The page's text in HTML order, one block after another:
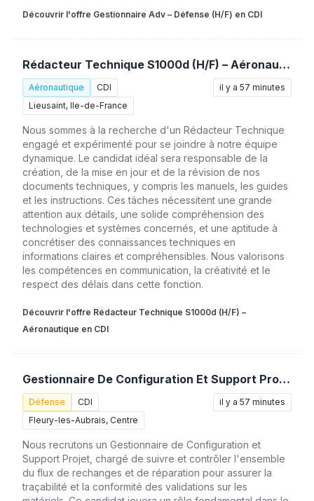
Découvrir l'offre Gestionnaire Adv – Défense (H/F) en CDI
Rédacteur Technique S1000d (H/F) – Aéronautique
Aéronautique
CDI
Lieusaint, Ile-de-France
il y a 57 minutes
Nous sommes à la recherche d'un Rédacteur Technique
engagé et expérimenté pour se joindre à notre équipe
dynamique. Le candidat idéal sera responsable de la
création, de la mise en jour et de la révision de nos
documents techniques, y compris les manuels, les guides
et les instructions. Ces tâches nécessitent une grande
attention aux détails, une solide compréhension des
technologies et systèmes concernés, et une aptitude à
concrétiser des connaissances techniques en
informations claires et compréhensibles. Nous valorisons
les compétences en communication, la créativité et le
respect des délais dans cette fonction.
Découvrir l'offre Rédacteur Technique S1000d (H/F) –
Aéronautique en CDI
Gestionnaire De Configuration Et Support Projet (H/F)
Défense
CDI
Fleury-les-Aubrais, Centre
il y a 57 minutes
Nous recrutons un Gestionnaire de Configuration et
Support Projet, chargé de suivre et contrôler l'ensemble
du flux de rechanges et de réparation pour assurer la
traçabilité et la conformité des validations sur les